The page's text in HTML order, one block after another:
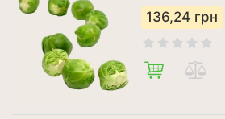
136,24 грн